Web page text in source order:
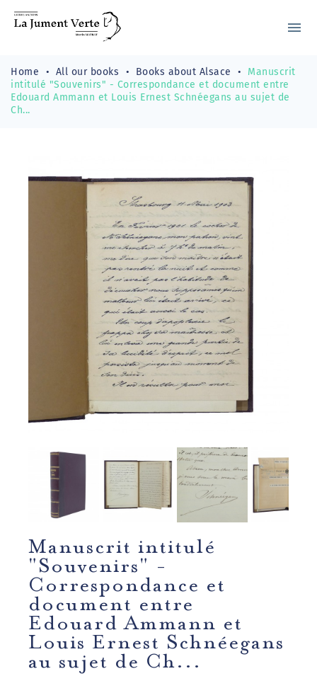
menu
Home All our books Books about Alsace
Manuscrit
intitulé "Souvenirs" - Correspondance et document entre
Edouard Ammann et Louis Ernest Schnéegans au sujet de
Ch...
Manuscrit intitulé
"Souvenirs" -
Correspondance et
document entre
Edouard Ammann et
Louis Ernest Schnéegans
au sujet de Ch...